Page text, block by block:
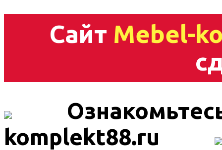
Сайт Mebel-
komplekt88.ru